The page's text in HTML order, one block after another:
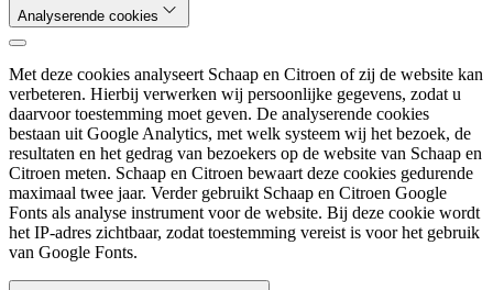
Analyserende cookies
Met deze cookies analyseert Schaap en Citroen of zij de website kan
verbeteren. Hierbij verwerken wij persoonlijke gegevens, zodat u
daarvoor toestemming moet geven. De analyserende cookies
bestaan uit Google Analytics, met welk systeem wij het bezoek, de
resultaten en het gedrag van bezoekers op de website van Schaap en
Citroen meten. Schaap en Citroen bewaart deze cookies gedurende
maximaal twee jaar. Verder gebruikt Schaap en Citroen Google
Fonts als analyse instrument voor de website. Bij deze cookie wordt
het IP-adres zichtbaar, zodat toestemming vereist is voor het gebruik
van Google Fonts.